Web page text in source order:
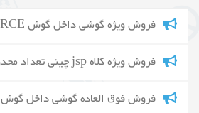
فروش ویژه گوشی داخل گوش 3FORCE
فروش ویژه کلاه jsp چینی تعداد محدود
فروش فوق العاده گوشی داخل گوش 3M (EAR)